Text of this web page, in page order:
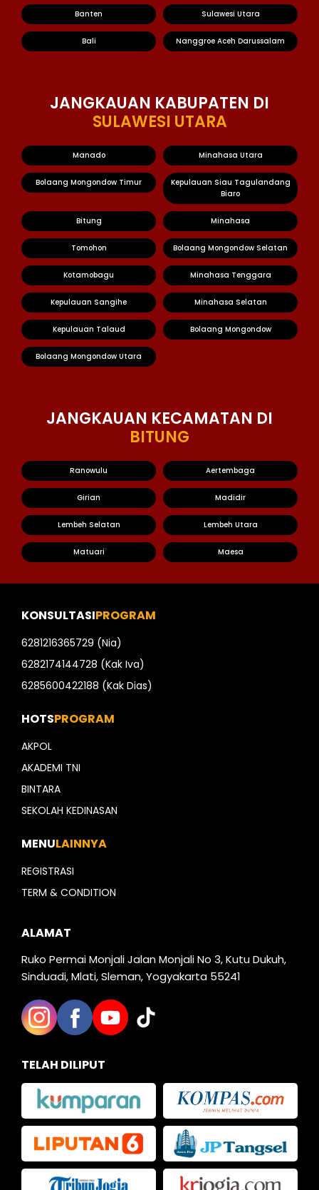
Banten Sulawesi Utara
Bali Nanggroe Aceh Darussalam
JANGKAUAN KABUPATEN DI
SULAWESI UTARA
Manado Minahasa Utara
Bolaang Mongondow Timur
Kepulauan Siau Tagulandang
Biaro
Bitung Minahasa
Tomohon Bolaang Mongondow Selatan
Kotamobagu Minahasa Tenggara
Kepulauan Sangihe Minahasa Selatan
Kepulauan Talaud Bolaang Mongondow
Bolaang Mongondow Utara
JANGKAUAN KECAMATAN DI
BITUNG
Ranowulu Aertembaga
Girian Madidir
Lembeh Selatan Lembeh Utara
Matuari Maesa
KONSULTASIPROGRAM
6281216365729 (Nia)
6282174144728 (Kak Iva)
6285600422188 (Kak Dias)
HOTSPROGRAM
AKPOL
AKADEMI TNI
BINTARA
SEKOLAH KEDINASAN
MENULAINNYA
REGISTRASI
TERM & CONDITION
ALAMAT
Ruko Permai Monjali Jalan Monjali No 3, Kutu Dukuh,
Sinduadi, Mlati, Sleman, Yogyakarta 55241
TELAH DILIPUT